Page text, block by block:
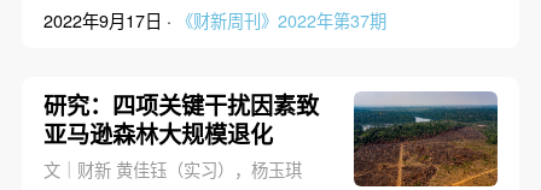
2022年9月17日 · 《财新周刊》2022年第37期
研究：四项关键干扰因素致
亚马逊森林大规模退化
文｜财新 黄佳钰（实习），杨玉琪